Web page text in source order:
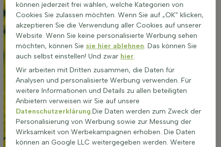
können jederzeit frei wählen, welche Kategorien von
Cookies Sie zulassen möchten. Wenn Sie auf „OK“ klicken,
akzeptieren Sie die Verwendung aller Cookies auf unserer
Website. Wenn Sie keine personalisierte Werbung sehen
möchten, können Sie sie hier ablehnen. Das können Sie
auch selbst einstellen! Und zwar hier.
Wir arbeiten mit Dritten zusammen, die Daten für
Analysen und personalisierte Werbung verwenden. Für
weitere Informationen und Details zu allen beteiligten
Anbietern verweisen wir Sie auf unsere
Datenschutzerklärung.Die Daten werden zum Zweck der
Personalisierung von Werbung sowie zur Messung der
Wirksamkeit von Werbekampagnen erhoben. Die Daten
können an Google LLC weitergegeben werden. Weitere